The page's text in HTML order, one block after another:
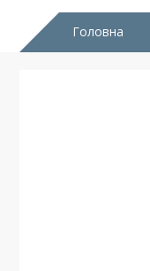
Головна